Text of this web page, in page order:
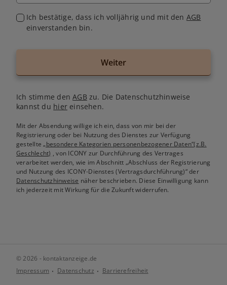
Ich bestätige, dass ich volljährig und mit den AGB
einverstanden bin.
Weiter
Ich stimme denAGB zu. Die Datenschutzhinweise
kannst du hiereinsehen.
Mit der Absendung willige ich ein, dass von mir bei der
Registrierung oder bei Nutzung des Dienstes zur Verfügung
gestellte„besondere Kategorien personenbezogener Daten“(z.B.
Geschlecht) , von ICONY zur Durchführung des Vertrages
verarbeitet werden, wie im Abschnitt „Abschluss der Registrierung
und Nutzung des ICONY-Dienstes (Vertragsdurchführung)“ der
Datenschutzhinweise näher beschrieben. Diese Einwilligung kann
ich jederzeit mit Wirkung für die Zukunft widerrufen.
© 2026 - kontaktanzeige.de
Impressum
Datenschutz Barrierefreiheit